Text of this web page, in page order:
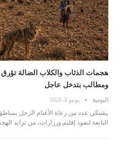
هجمات الذئاب والكلاب الضالة
ومطالب بتدخل عاجل
اليومية يونيو 8, 2026
يشتكي عدد من رعاة الأغنام الرحل
التابعة لنفوذ إقليم ورزازات، من تزايد